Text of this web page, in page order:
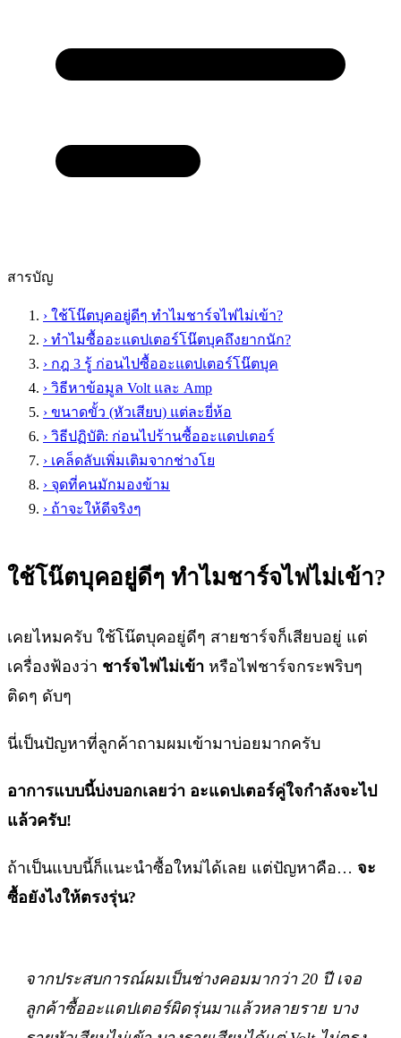
สารบัญ
› ใช้โน๊ตบุคอยู่ดีๆ ทำไมชาร์จไฟไม่เข้า?
› ทำไมซื้ออะแดปเตอร์โน๊ตบุคถึงยากนัก?
› กฎ 3 รู้ ก่อนไปซื้ออะแดปเตอร์โน๊ตบุค
› วิธีหาข้อมูล Volt และ Amp
› ขนาดขั้ว (หัวเสียบ) แต่ละยี่ห้อ
› วิธีปฏิบัติ: ก่อนไปร้านซื้ออะแดปเตอร์
› เคล็ดลับเพิ่มเติมจากช่างโย
› จุดที่คนมักมองข้าม
› ถ้าจะให้ดีจริงๆ
ใช้โน๊ตบุคอยู่ดีๆ ทำไมชาร์จไฟไม่เข้า?
เคยไหมครับ ใช้โน๊ตบุคอยู่ดีๆ สายชาร์จก็เสียบอยู่ แต่
เครื่องฟ้องว่า ชาร์จไฟไม่เข้า หรือไฟชาร์จกระพริบๆ
ติดๆ ดับๆ
นี่เป็นปัญหาที่ลูกค้าถามผมเข้ามาบ่อยมากครับ
อาการแบบนี้บ่งบอกเลยว่า อะแดปเตอร์คู่ใจกำลังจะไป
แล้วครับ!
ถ้าเป็นแบบนี้ก็แนะนำซื้อใหม่ได้เลย แต่ปัญหาคือ… จะ
ซื้อยังไงให้ตรงรุ่น?
จากประสบการณ์ผมเป็นช่างคอมมากว่า 20 ปี เจอ
ลูกค้าซื้ออะแดปเตอร์ผิดรุ่นมาแล้วหลายราย บาง